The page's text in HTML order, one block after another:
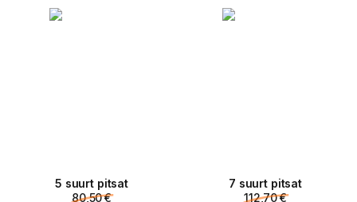
5 suurt pitsat
80,50 €
7 suurt pitsat
112,70 €